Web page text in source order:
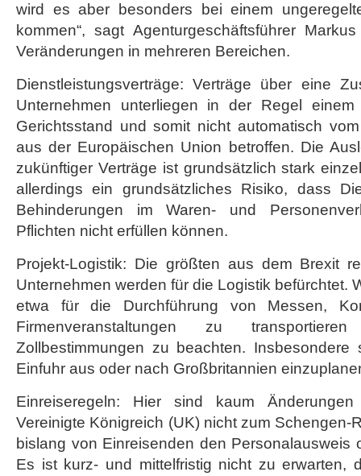
wird es aber besonders bei einem
kommen“, sagt Agenturgeschäftsführer
Veränderungen in mehreren Bereichen.
Dienstleistungsverträge: Verträge über eine
Unternehmen unterliegen in der Regel einem
Gerichtsstand und somit nicht automatisch
aus der Europäischen Union betroffen. Die
zukünftiger Verträge ist grundsätzlich stark
allerdings ein grundsätzliches Risiko, dass
Behinderungen im Waren- und
Pflichten nicht erfüllen können.
Projekt-Logistik: Die größten aus dem Brexit
Unternehmen werden für die Logistik befürchtet.
etwa für die Durchführung von Messen,
Firmenveranstaltungen zu
Zollbestimmungen zu beachten. Insbesondere
Einfuhr aus oder nach Großbritannien
Einreiseregeln: Hier sind kaum
Vereinigte Königreich (UK) nicht zum Schengen-
bislang von Einreisenden den Personalausweis
Es ist kurz- und mittelfristig nicht zu erwarten,